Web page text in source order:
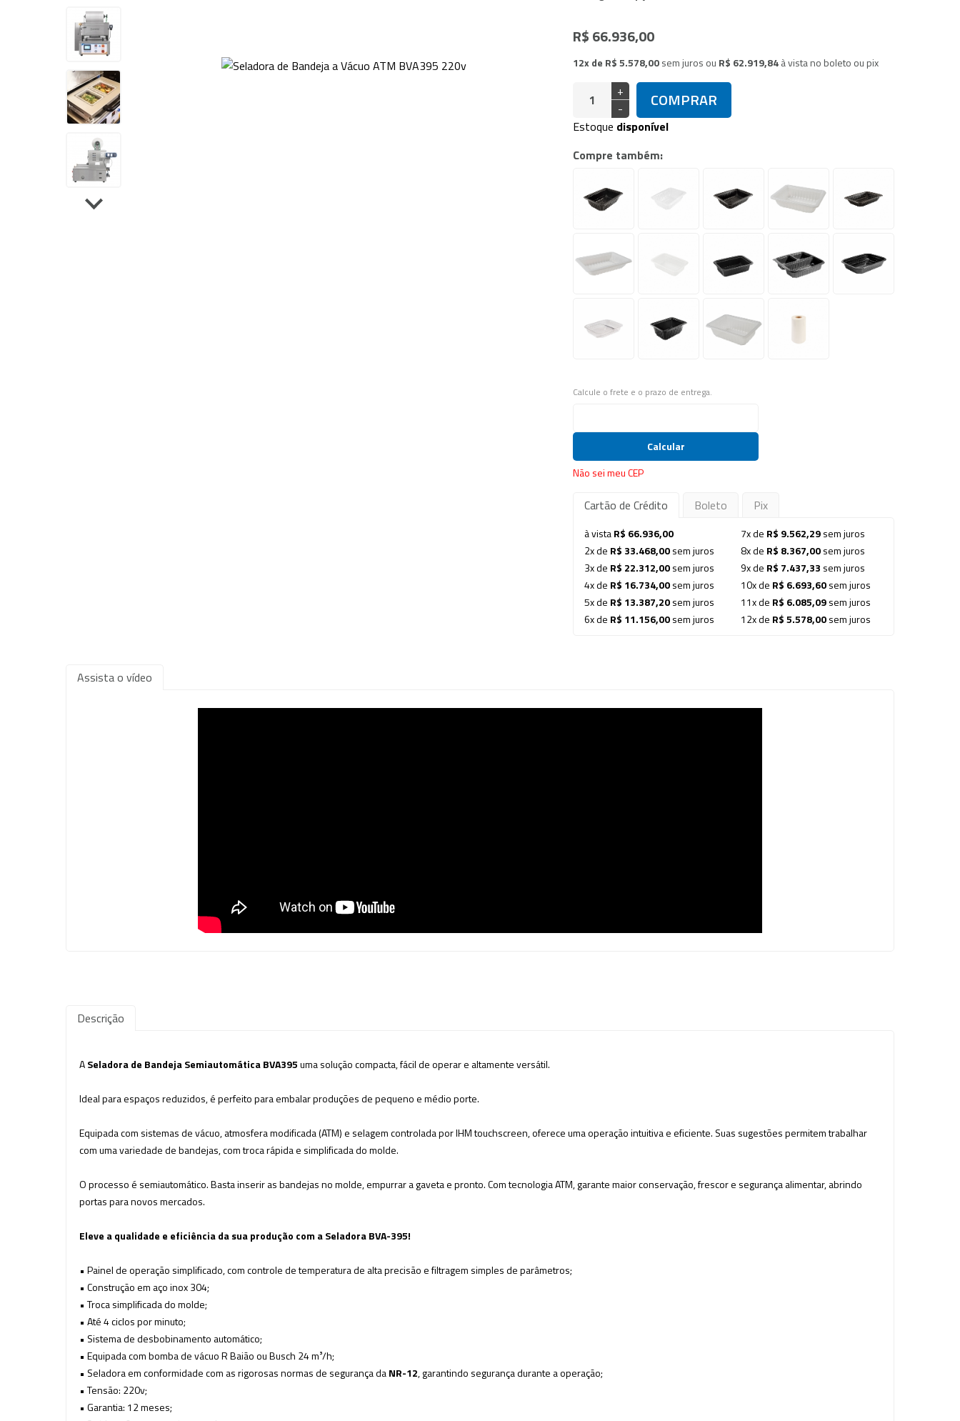
Tanque de Encolhimento
Peças de Reposição
Outros Equipamentos
Bancas
R$ 66.936,00
12x de R$ 5.578,00sem juros ou R$ 62.919,84à vista no boleto ou pix
+
-
COMPRAR
Estoque disponível
Compre também:
Calcule o frete e o prazo de entrega.
Calcular
Não sei meu CEP
Cartão de Crédito Boleto Pix
à vistaR$ 66.936,00
2x de R$ 33.468,00sem juros
3x de R$ 22.312,00sem juros
4x de R$ 16.734,00sem juros
5x de R$ 13.387,20sem juros
6x de R$ 11.156,00sem juros
7x de R$ 9.562,29sem juros
8x de R$ 8.367,00sem juros
9x de R$ 7.437,33 sem juros
10x de R$ 6.693,60sem juros
11x de R$ 6.085,09sem juros
12x de R$ 5.578,00sem juros
Assista o vídeo
Descrição
ASeladora de Bandeja Semiautomática BVA395uma solução compacta, fácil de operar e altamente versátil.
Ideal para espaços reduzidos, é perfeito para embalar produções de pequeno e médio porte.
Equipada com sistemas de vácuo, atmosfera modificada (ATM) e selagem controlada por IHM touchscreen, oferece uma operação intuitiva e eficiente. Suas sugestões permitem trabalhar
com uma variedade de bandejas, com troca rápida e simplificada do molde.
O processo é semiautomático. Basta inserir as bandejas no molde, empurrar a gaveta e pronto. Com tecnologia ATM, garante maior conservação, frescor e segurança alimentar, abrindo
portas para novos mercados.
Eleve a qualidade e eficiência da sua produção com a Seladora BVA-395!
• Painel de operação simplificado, com controle de temperatura de alta precisão efiltragem simples de parâmetros;
• Construção em aço inox 304;
• Troca simplificada do molde;
• Até 4 ciclos por minuto;
• Sistema de desbobinamento automático;
• Equipada com bomba de vácuo R Baião ou Busch 24 m³/h;
• Seladora em conformidade com as rigorosas normas de segurança daNR-12, garantindo segurança durante a operação;
• Tensão: 220v;
• Garantia: 12 meses;